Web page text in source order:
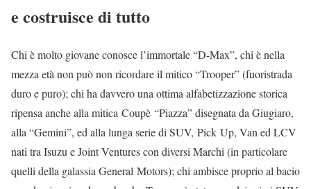
e costruisce di tutto
Chi è molto giovane conosce l’immortale “D-Max”, chi è nella
mezza età non può non ricordare il mitico “Trooper” (fuoristrada
duro e puro); chi ha davvero una ottima alfabetizzazione storica
ripensa anche alla mitica Coupè “Piazza” disegnata da Giugiaro,
alla “Gemini”, ed alla lunga serie di SUV, Pick Up, Van ed LCV
nati tra Isuzu e Joint Ventures con diversi Marchi (in particolare
quelli della galassia General Motors); chi ambisce proprio al bacio